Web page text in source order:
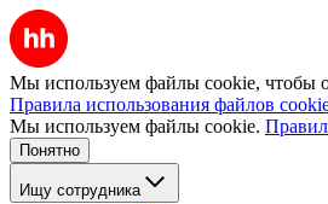
Мы используем файлы cookie, чтобы
Правила использования файлов
Мы используем файлы cookie.
Понятно
Ищу сотрудника